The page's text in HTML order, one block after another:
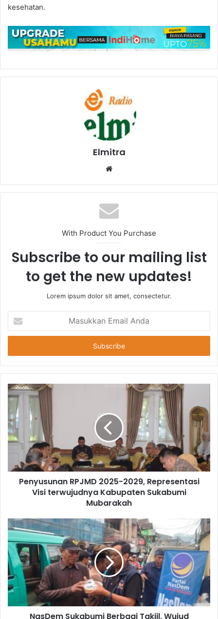
kesehatan.
Elmitra
Website
With Product You Purchase
Subscribe to our mailing list
to get the new updates!
Lorem ipsum dolor sit amet, consectetur.
Email
Anda
Penyusunan RPJMD 2025-2029, Representasi
Visi terwujudnya Kabupaten Sukabumi
Mubarakah
NasDem Sukabumi Berbagi Takjil, Wujud